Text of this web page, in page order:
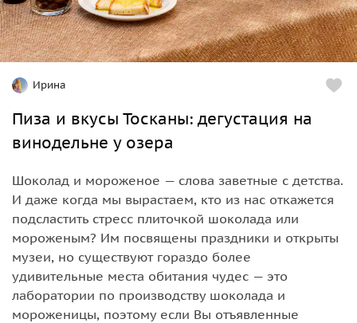
Ирина
Пиза и вкусы Тосканы: дегустация на
винодельне у озера
Шоколад и мороженое — слова заветные с детства.
И даже когда мы вырастаем, кто из нас откажется
подсластить стресс плиточкой шоколада или
мороженым? Им посвящены праздники и открыты
музеи, но существуют гораздо более
удивительные места обитания чудес — это
лаборатории по производству шоколада и
мороженицы, поэтому если Вы отъявленные